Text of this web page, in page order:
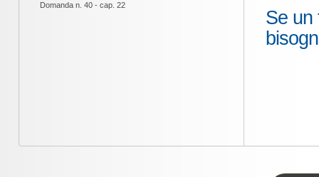
Domanda n. 40 - cap. 22
Se un